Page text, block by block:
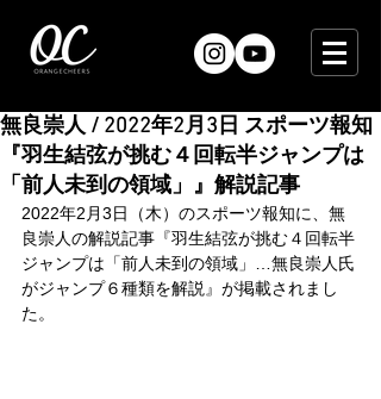
無良崇人 / 2022年2月3日 スポーツ報知
『羽生結弦が挑む４回転半ジャンプは
「前人未到の領域」』解説記事
2022年2月3日（木）のスポーツ報知に、無
良崇人の解説記事『羽生結弦が挑む４回転半
ジャンプは「前人未到の領域」…無良崇人氏
がジャンプ６種類を解説』が掲載されまし
た。